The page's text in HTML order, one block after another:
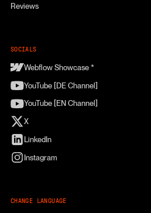
Reviews
SOCIALS
Webflow Showcase *
YouTube [DE Channel]
YouTube [EN Channel]
X
LinkedIn
Instagram
CHANGE LANGUAGE